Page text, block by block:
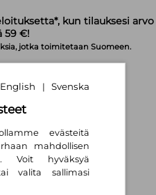
kun tilauksesi arvo
59 €!
jotka toimitetaan Suomeen.
| Svenska
English | Svenska
evästeitä
mahdollisen
Voit hyväksyä
valita sallimasi